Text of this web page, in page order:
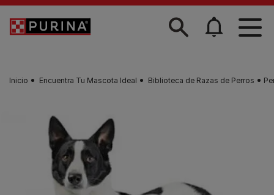
Skip to main content
Inicio Encuentra Tu Mascota Ideal Biblioteca de Razas de Perros